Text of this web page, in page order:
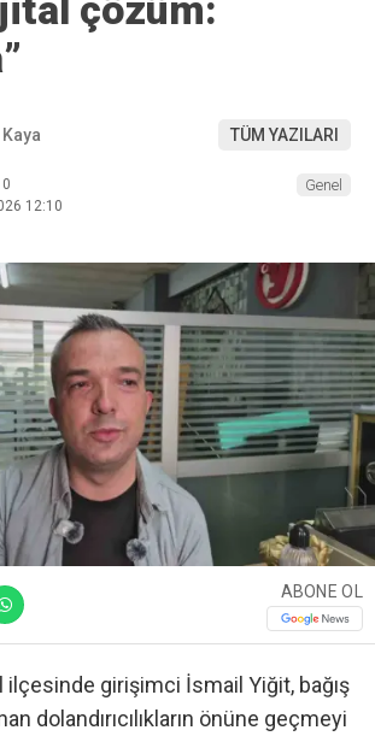
çözüm:
TÜM YAZILARI
12:10
Genel
ABONE OL
ilçesinde girişimci İsmail Yiğit, bağış
dolandırıcılıkların önüne geçmeyi